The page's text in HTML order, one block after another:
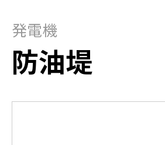
発電機
防油堤